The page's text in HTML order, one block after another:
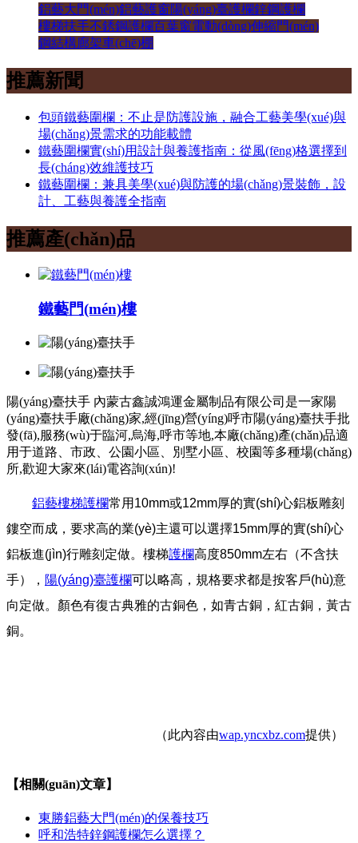
鋁藝大門(mén)鋁藝護窗陽(yáng)臺護欄鋅鋼護欄
樓梯扶手不銹鋼護欄百葉窗電動(dòng)伸縮門(mén)
鋼結構廊架車(chē)棚
推薦新聞
包頭鐵藝圍欄：不止是防護設施，融合工藝美學(xué)與
場(chǎng)景需求的功能載體
鐵藝圍欄實(shí)用設計與養護指南：從風(fēng)格選擇到
長(cháng)效維護技巧
鐵藝圍欄：兼具美學(xué)與防護的場(chǎng)景裝飾，設
計、工藝與養護全指南
推薦產(chǎn)品
鐵藝門(mén)樓
陽(yáng)臺扶手 內蒙古鑫誠鴻運金屬制品有限公司是一家陽
(yáng)臺扶手廠(chǎng)家,經(jīng)營(yíng)呼市陽(yáng)臺扶手批
發(fā),服務(wù)于臨河,烏海,呼市等地,本廠(chǎng)產(chǎn)品適
用于道路、市政、公園小區、別墅小區、校園等多種場(chǎng)
所,歡迎大家來(lái)電咨詢(xún)!
鋁藝樓梯護欄常用10mm或12mm厚的實(shí)心鋁板雕刻
鏤空而成，要求高的業(yè)主還可以選擇15mm厚的實(shí)心
鋁板進(jìn)行雕刻定做。樓梯護欄高度850mm左右（不含扶
手）， 陽(yáng)臺護欄可以略高，規格要求都是按客戶(hù)意
向定做。顏色有復古典雅的古銅色，如青古銅，紅古銅，黃古
銅。
（此內容由wap.yncxbz.com提供）
【相關(guān)文章】
東勝鋁藝大門(mén)的保養技巧
呼和浩特鋅鋼護欄怎么選擇？